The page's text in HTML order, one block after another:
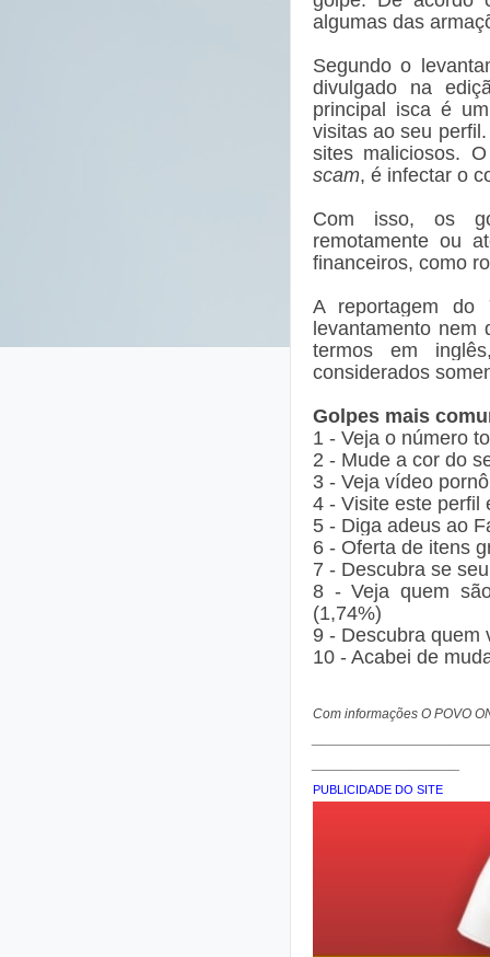
algumas das
Segundo o
divulgado na
principal isca é
visitas ao seu
sites maliciosos.
scam, é infectar o
Com isso, os
remotamente ou
financeiros, como
A reportagem do
levantamento nem
termos em
considerados
Golpes mais
1 - Veja o número
2 - Mude a cor do
3 - Veja vídeo
4 - Visite este perfil
5 - Diga adeus ao
6 - Oferta de itens
7 - Descubra se
8 - Veja quem
(1,74%)
9 - Descubra quem
10 - Acabei de
Com informações O POVO
PUBLICIDADE DO SITE